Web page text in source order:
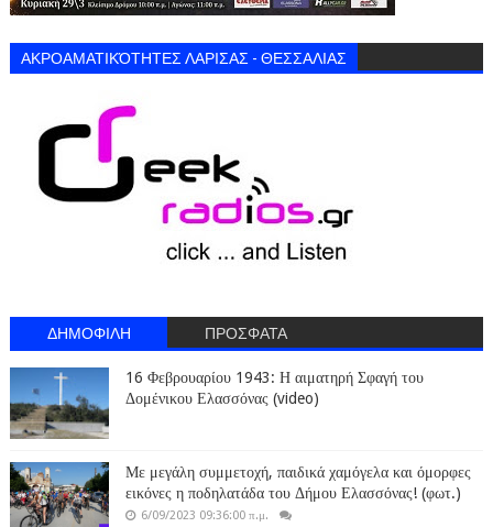
ΑΚΡΟΑΜΑΤΙΚΌΤΗΤΕΣ ΛΑΡΙΣΑΣ - ΘΕΣΣΑΛΙΑΣ
ΔΗΜΟΦΙΛΗ ΠΡΟΣΦΑΤΑ
16 Φεβρουαρίου 1943: Η αιματηρή Σφαγή του
Δομένικου Ελασσόνας (video)
Με μεγάλη συμμετοχή, παιδικά χαμόγελα και όμορφες
εικόνες η ποδηλατάδα του Δήμου Ελασσόνας! (φωτ.)
6/09/2023 09:36:00 π.μ.